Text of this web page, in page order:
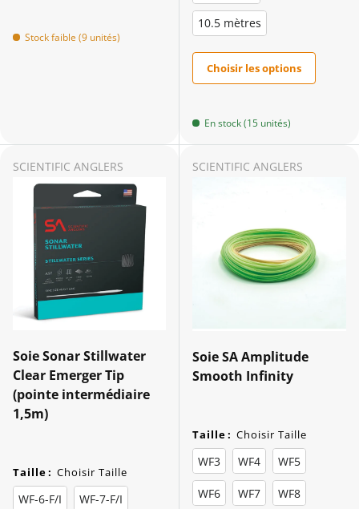
Stock faible (9 unités)
10.5 mètres
Choisir les options
En stock (15 unités)
SCIENTIFIC ANGLERS
Soie Sonar Stillwater
Clear Emerger Tip
(pointe intermédiaire
1,5m)
Taille: Choisir Taille
WF-6-F/I WF-7-F/I
SCIENTIFIC ANGLERS
Soie SA Amplitude
Smooth Infinity
Taille: Choisir Taille
WF3 WF4 WF5
WF6 WF7 WF8